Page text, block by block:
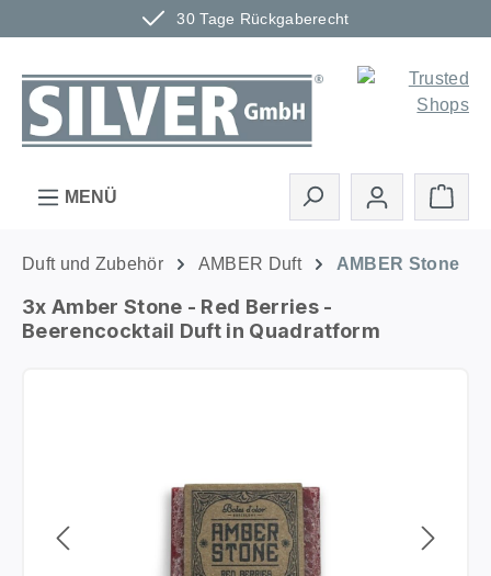
30 Tage Rückgaberecht
Zum Hauptinhalt springen
MENÜ
Duft und Zubehör AMBER Duft AMBER Stone
3x Amber Stone - Red Berries -
Beerencocktail Duft in Quadratform